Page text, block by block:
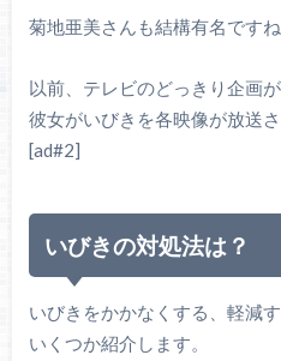
菊地亜美さんも結構有名ですね
以前、テレビのどっきり企画
彼女がいびきを各映像が放送さ
[ad#2]
いびきの対処法は？
いびきをかかなくする、軽減
いくつか紹介します。